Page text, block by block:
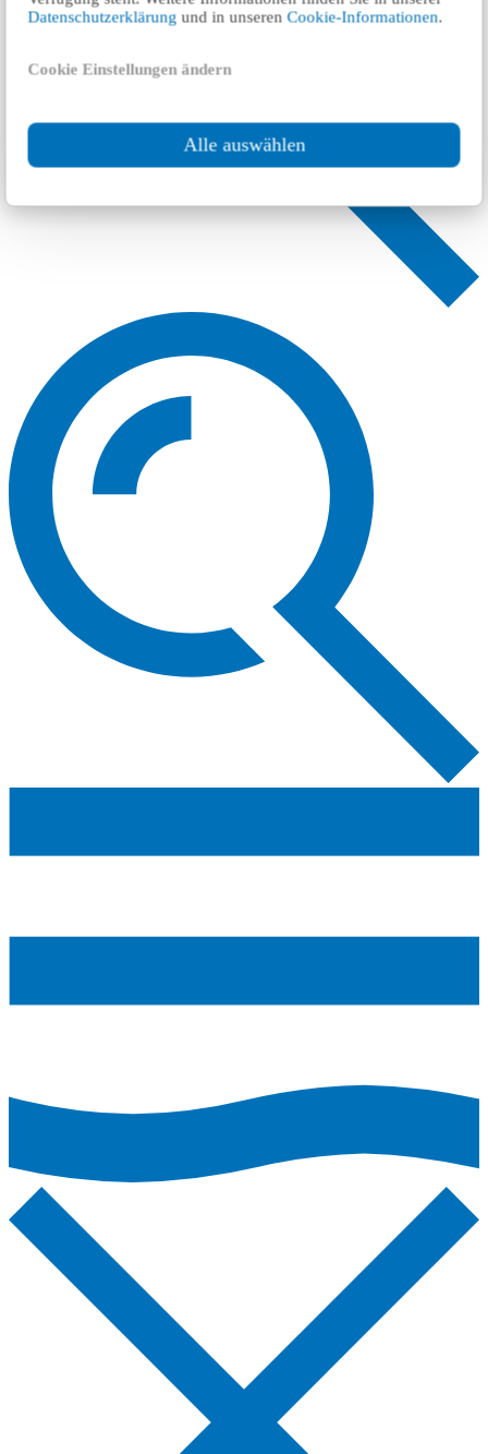
Datenschutzerklärung und in unserenCookie-Informationen.
Cookie Einstellungen ändern
Alle auswählen